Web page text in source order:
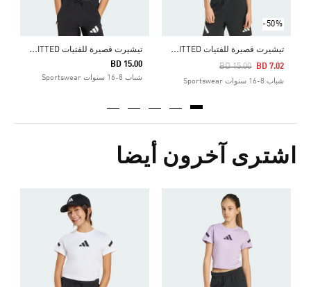
-50%
ت
يشيرت قصيرة للفتيات ADIDAS Z.N.E. FITTED
Price Reduced From
BD 15.00
To BD 7.02
شباب 8-16 سنوات Sportswear
ت
يشيرت قصيرة للفتيات ADIDAS Z.N.E. FITTED
BD 15.00
شباب 8-16 سنوات Sportswear
اشترى آخرون أيضا